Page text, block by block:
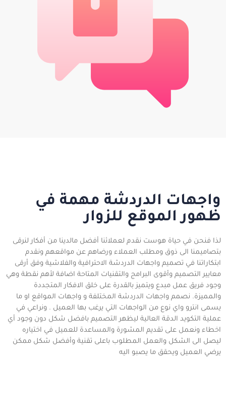
واجهات الدردشة مهمة في
ظهور الموقع للزوار
لذا فنحن في حياة هوست نقدم لعملائنا أفضل مالدينا من أفكار لنرقى
بتصاميمنا الى ذوق ومطلب العملاء ورضاهم عن مواقعهم ونقدم
ابتكاراتنا في تصميم واجهات الدردشة الاحترافية والفلاشية وفق أرقى
معايير التصميم وأقوى البرامج والتقنيات المتاحة اضافة لأهم نقطة وهي
وجود فريق عمل مبدع ويتميز بالقدرة على خلق الافكار المتجددة
والمميزة. نصمم واجهات الدردشة المختلفة و واجهات المواقع او ما
يسمى انترو واي نوع من الواجهات التي يرغب بها العميل . ونراعي في
عملية التكويد الدقة العالية ليظهر التصميم بافضل شكل دون وجود أي
اخطاء ونعمل على تقديم المشورة والمساعدة للعميل في اختياره
ليصل الى الشكل والعمل المطلوب باعلى تقنية وأفضل شكل ممكن
يرضي العميل ويحقق ما يصبو اليه